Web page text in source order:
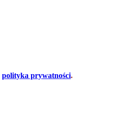
polityka prywatności.